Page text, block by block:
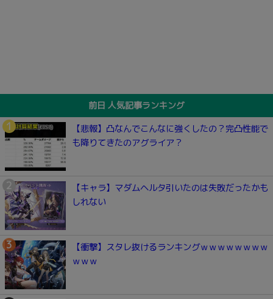
前日 人気記事ランキング
【悲報】凸なんでこんなに強くしたの？完凸性能で
も降りてきたのアグライア？
【キャラ】マダムヘルタ引いたのは失敗だったかも
しれない
【衝撃】スタレ抜けるランキングｗｗｗｗｗｗｗｗ
ｗｗｗ